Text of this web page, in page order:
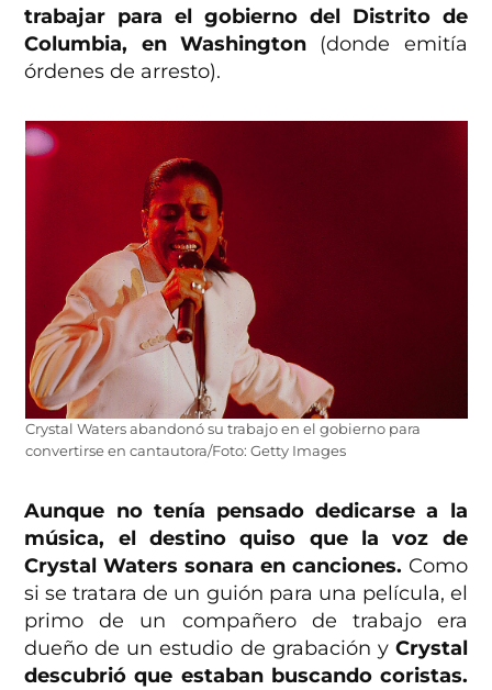
trabajar para el gobierno del Distrito de
Columbia, en Washington (donde emitía
órdenes de arresto).
Crystal Waters abandonó su trabajo en el gobierno para
convertirse en cantautora/Foto: Getty Images
Aunque no tenía pensado dedicarse a la
música, el destino quiso que la voz de
Crystal Waters sonara en canciones. Como
si se tratara de un guión para una película, el
primo de un compañero de trabajo era
dueño de un estudio de grabación y Crystal
descubrió que estaban buscando coristas.